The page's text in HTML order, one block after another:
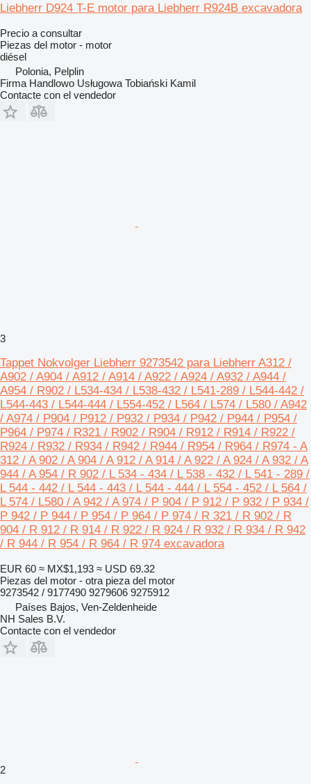
Liebherr D924 T-E motor para Liebherr R924B excavadora
Precio a consultar
Piezas del motor - motor
diésel
Polonia, Pelplin
Firma Handlowo Usługowa Tobiański Kamil
Contacte con el vendedor
3
Tappet Nokvolger Liebherr 9273542 para Liebherr A312 /
A902 / A904 / A912 / A914 / A922 / A924 / A932 / A944 /
A954 / R902 / L534-434 / L538-432 / L541-289 / L544-442 /
L544-443 / L544-444 / L554-452 / L564 / L574 / L580 / A942
/ A974 / P904 / P912 / P932 / P934 / P942 / P944 / P954 /
P964 / P974 / R321 / R902 / R904 / R912 / R914 / R922 /
R924 / R932 / R934 / R942 / R944 / R954 / R964 / R974 - A
312 / A 902 / A 904 / A 912 / A 914 / A 922 / A 924 / A 932 / A
944 / A 954 / R 902 / L 534 - 434 / L 538 - 432 / L 541 - 289 /
L 544 - 442 / L 544 - 443 / L 544 - 444 / L 554 - 452 / L 564 /
L 574 / L580 / A 942 / A 974 / P 904 / P 912 / P 932 / P 934 /
P 942 / P 944 / P 954 / P 964 / P 974 / R 321 / R 902 / R
904 / R 912 / R 914 / R 922 / R 924 / R 932 / R 934 / R 942
/ R 944 / R 954 / R 964 / R 974 excavadora
EUR 60 ≈ MX$1,193 ≈ USD 69.32
Piezas del motor - otra pieza del motor
9273542 / 9177490 9279606 9275912
Países Bajos, Ven-Zeldenheide
NH Sales B.V.
Contacte con el vendedor
2